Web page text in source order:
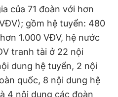
- BTTTT cấp ngày 24.3.2020
về Báo Thanh Niên. Cấm sao
có sự chấp thuận bằng văn
JSC.
của 71 đoàn với hơn
gồm hệ tuyển: 480
1.000 VĐV, hệ nước
tranh tài ở 22 nội
dung hệ tuyển, 2 nội
quốc, 8 nội dung hệ
4 nội dung các đoàn